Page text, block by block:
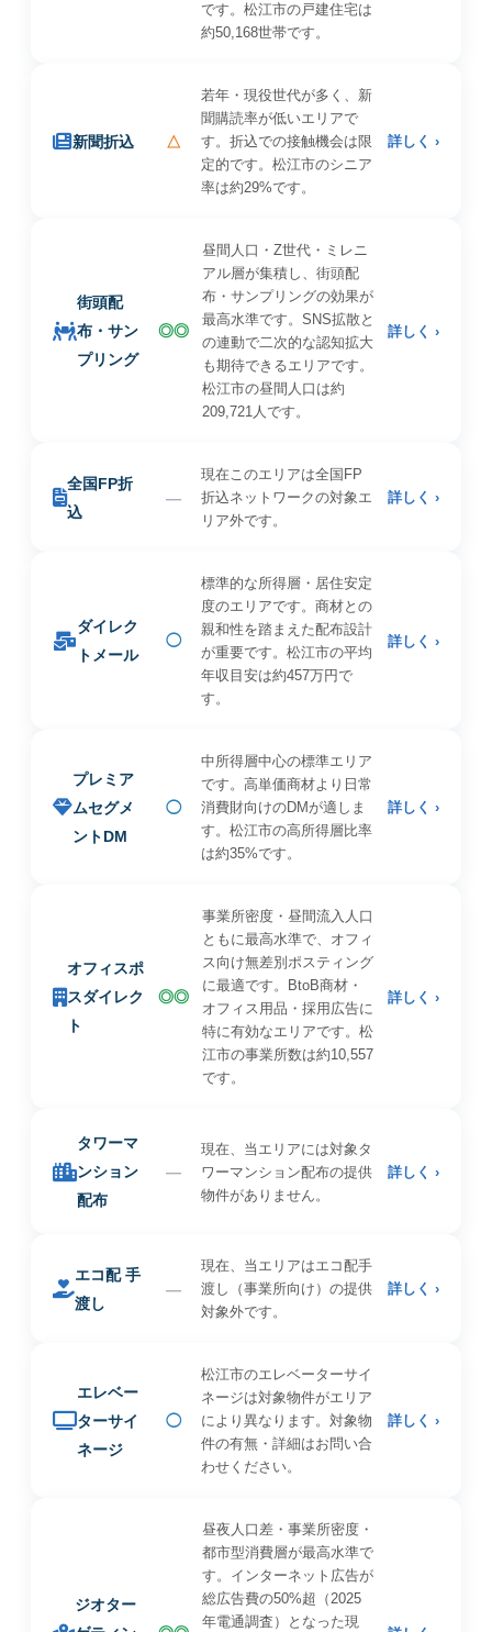
です。松江市の戸建住宅は
約50,168世帯です。
新聞折込 △
若年・現役世代が多く、新
聞購読率が低いエリアで
す。折込での接触機会は限
定的です。松江市のシニア
率は約29%です。
詳しく ›
街頭配
布・サン
プリング
◎◎
昼間人口・Z世代・ミレニ
アル層が集積し、街頭配
布・サンプリングの効果が
最高水準です。SNS拡散と
の連動で二次的な認知拡大
も期待できるエリアです。
松江市の昼間人口は約
209,721人です。
詳しく ›
全国FP折
込
—
現在このエリアは全国FP
折込ネットワークの対象エ
リア外です。
詳しく ›
ダイレク
トメール
◯
標準的な所得層・居住安定
度のエリアです。商材との
親和性を踏まえた配布設計
が重要です。松江市の平均
年収目安は約457万円で
す。
詳しく ›
プレミア
ムセグメ
ントDM
◯
中所得層中心の標準エリア
です。高単価商材より日常
消費財向けのDMが適しま
す。松江市の高所得層比率
は約35%です。
詳しく ›
オフィスポ
スダイレク
ト
◎◎
事業所密度・昼間流入人口
ともに最高水準で、オフィ
ス向け無差別ポスティング
に最適です。BtoB商材・
オフィス用品・採用広告に
特に有効なエリアです。松
江市の事業所数は約10,557
です。
詳しく ›
タワーマ
ンション
配布
—
現在、当エリアには対象タ
ワーマンション配布の提供
物件がありません。
詳しく ›
エコ配 手
渡し
—
現在、当エリアはエコ配手
渡し（事業所向け）の提供
対象外です。
詳しく ›
エレベー
ターサイ
ネージ
◯
松江市のエレベーターサイ
ネージは対象物件がエリア
により異なります。対象物
件の有無・詳細はお問い合
わせください。
詳しく ›
ジオター
昼夜人口差・事業所密度・
都市型消費層が最高水準で
す。インターネット広告が
総広告費の50%超（2025
年電通調査）となった現